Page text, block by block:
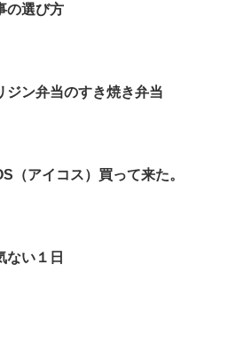
の選び方
ジン弁当のすき焼き弁当
（アイコス）買って来た。
ない１日